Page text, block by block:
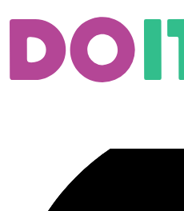
Marketing